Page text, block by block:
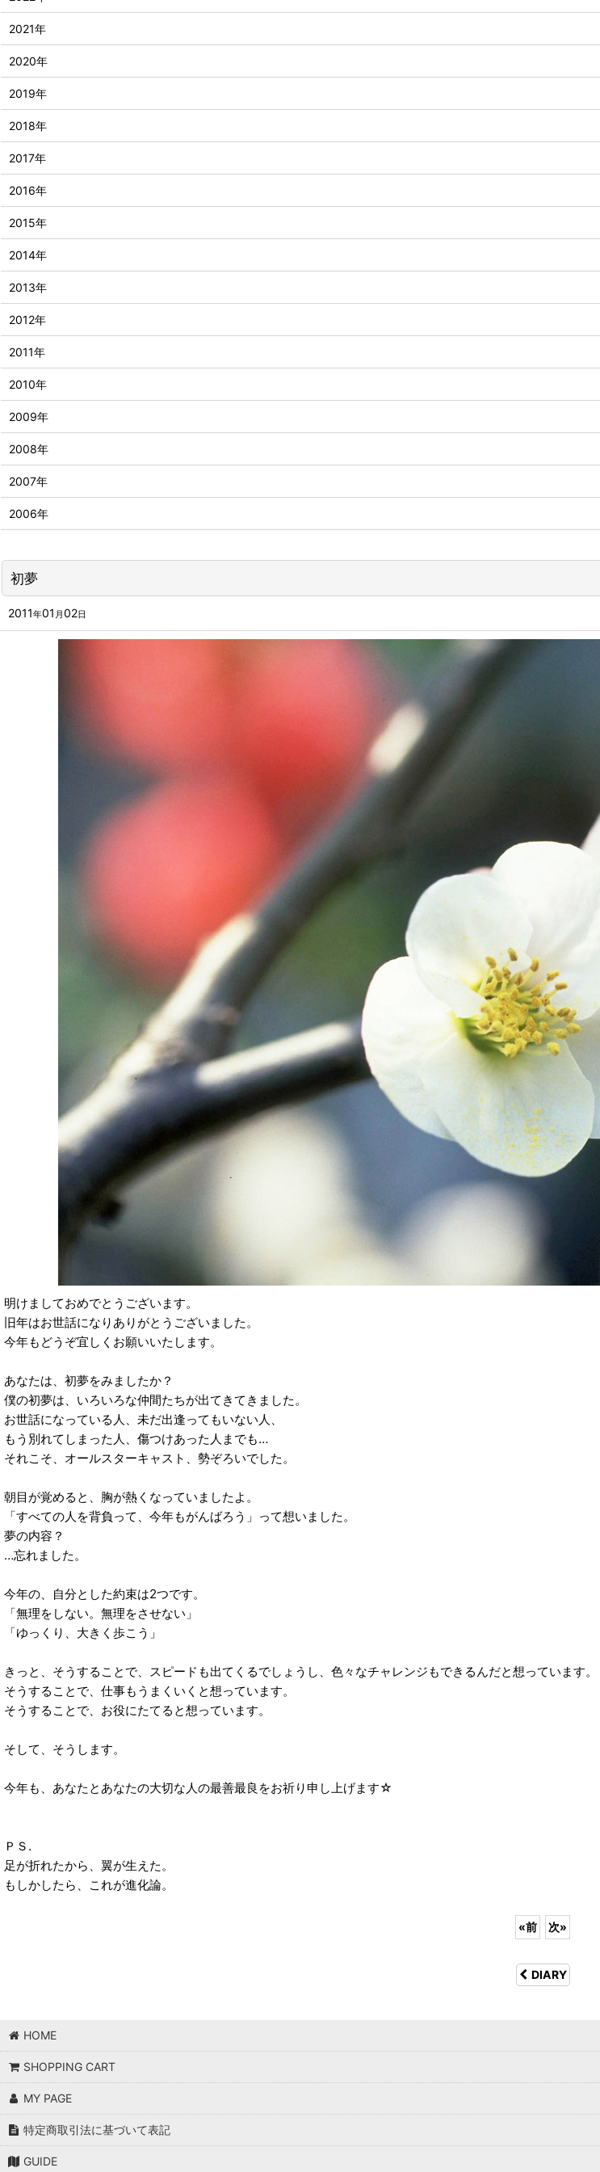
初夢
2011年01 月 02日
明けましておめでとうございます。
旧年はお世話になりありがとうございました。
今年もどうぞ宜しくお願いいたします。
あなたは、初夢をみましたか？
僕の初夢は、いろいろな仲間たちが出てきてきました。
お世話になっている人、未だ出逢ってもいない人、
もう別れてしまった人、傷つけあった人までも…
それこそ、オールスターキャスト、勢ぞろいでした。
朝目が覚めると、胸が熱くなっていましたよ。
「すべての人を背負って、今年もがんばろう」って想いました。
夢の内容？
…忘れました。
今年の、自分とした約束は2つです。
「無理をしない。無理をさせない」
「ゆっくり、大きく歩こう」
きっと、そうすることで、スピードも出てくるでしょうし、色々なチャレンジもできるんだと想っています。
そうすることで、仕事もうまくいくと想っています。
そうすることで、お役にたてると想っています。
そして、そうします。
今年も、あなたとあなたの大切な人の最善最良をお祈り申し上げます☆
ＰＳ.
足が折れたから、翼が生えた。
もしかしたら、これが進化論。
«前 次»
DIARY
2021年
2020年
2019年
2018年
2017年
2016年
2015年
2014年
2013年
2012年
2011年
2010年
2009年
2008年
2007年
2006年
HOME
SHOPPING CART
MY PAGE
特定商取引法に基づいて表記
GUIDE